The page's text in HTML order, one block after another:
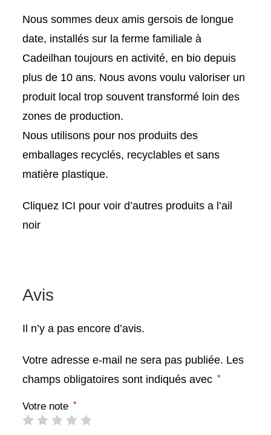
Nous sommes deux amis gersois de longue
date, installés sur la ferme familiale à
Cadeilhan toujours en activité, en bio depuis
plus de 10 ans. Nous avons voulu valoriser un
produit local trop souvent transformé loin des
zones de production.
Nous utilisons pour nos produits des
emballages recyclés, recyclables et sans
matière plastique.
Cliquez ICI pour voir d’autres produits a l’ail
noir
Avis
Il n’y a pas encore d’avis.
Votre adresse e-mail ne sera pas publiée. Les
champs obligatoires sont indiqués avec *
Votre note *